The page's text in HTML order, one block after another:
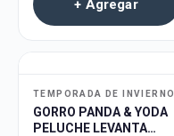
+ Agregar
TEMPORADA DE INVIERNO
GORRO PANDA & YODA
PELUCHE LEVANTA